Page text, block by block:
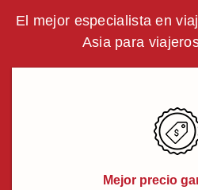
El mejor especialista en
Asia para
Mejor precio